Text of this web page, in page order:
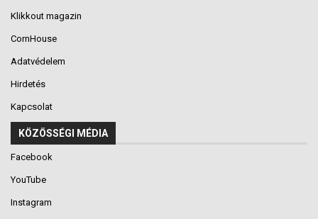
Klikkout magazin
CornHouse
Adatvédelem
Hirdetés
Kapcsolat
KÖZÖSSÉGI MÉDIA
Facebook
YouTube
Instagram